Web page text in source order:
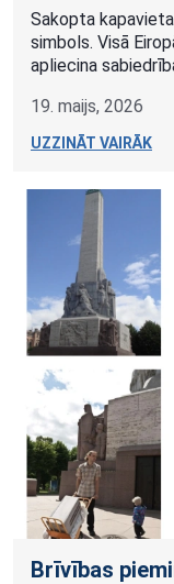
Sakopta
simbols. Visā
apliecina
19. maijs, 2026
UZZINĀT VAIRĀK
Brīvības